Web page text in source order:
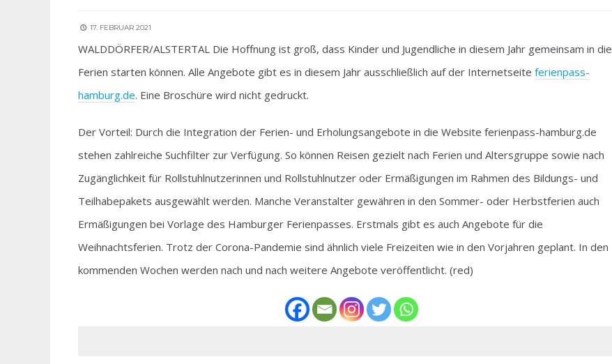
17. FEBRUAR 2021
WALDDÖRFER/ALSTERTAL Die Hoffnung ist groß, dass Kinder und Jugendliche in diesem Jahr gemeinsam in die
Ferien starten können. Alle Angebote gibt es in diesem Jahr ausschließlich auf der Internetseite ferienpass-
hamburg.de. Eine Broschüre wird nicht gedruckt.
Der Vorteil: Durch die Integration der Ferien- und Erholungsangebote in die Website ferienpass-hamburg.de
stehen zahlreiche Suchfilter zur Verfügung. So können Reisen gezielt nach Ferien und Altersgruppe sowie nach
Zugänglichkeit für Rollstuhlnutzerinnen und Rollstuhlnutzer oder Ermäßigungen im Rahmen des Bildungs- und
Teilhabepakets ausgewählt werden. Manche Veranstalter gewähren in den Sommer- oder Herbstferien auch
Ermäßigungen bei Vorlage des Hamburger Ferienpasses. Erstmals gibt es auch Angebote für die
Weihnachtsferien. Trotz der Corona-Pandemie sind ähnlich viele Freizeiten wie in den Vorjahren geplant. In den
kommenden Wochen werden nach und nach weitere Angebote veröffentlicht. (red)